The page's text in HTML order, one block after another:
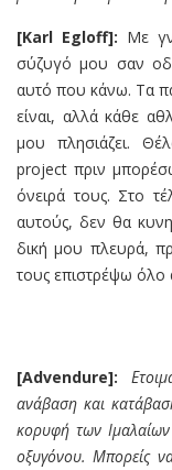
[Karl Egloff]: Με
σύζυγό μου σαν
αυτό που κάνω. Τα
είναι, αλλά κάθε
μου πλησιάζει.
project πριν
όνειρά τους. Στο
αυτούς, δεν θα
δική μου πλευρά,
τους επιστρέψω όλο
[Advendure]:
ανάβαση και
κορυφήτων Ιμαλαίων
οξυγόνου. Μπορείς